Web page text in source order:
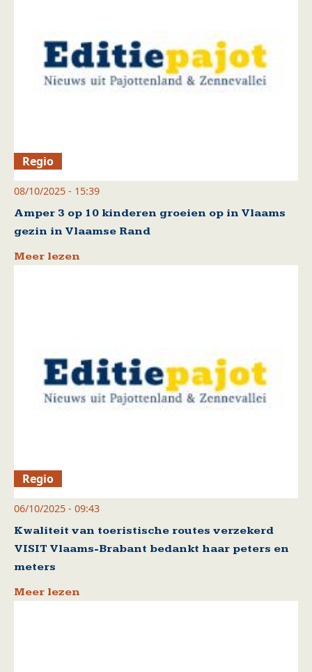
Regio
08/10/2025 - 15:39
Amper 3 op 10 kinderen groeien op in Vlaams
gezin in Vlaamse Rand
Meer lezen
Regio
06/10/2025 - 09:43
Kwaliteit van toeristische routes verzekerd
VISIT Vlaams-Brabant bedankt haar peters en
meters
Meer lezen